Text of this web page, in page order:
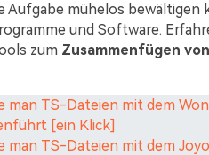
Aufgabe mühelos
und Software.
zum Zusammenfügen
man TS-Dateien mit dem
[ein Klick]
man TS-Dateien mit dem